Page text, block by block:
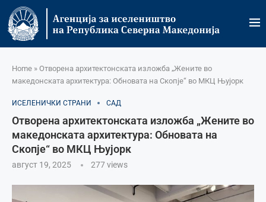
Home » Отворена архитектонската изложба „Жените во
македонската архитектура: Обновата на Скопје“ во МКЦ Њујорк
ИСЕЛЕНИЧКИ СТРАНИ САД
Отворена архитектонската изложба „Жените во
македонската архитектура: Обновата на
Скопје“ во МКЦ Њујорк
август 19, 2025 277views